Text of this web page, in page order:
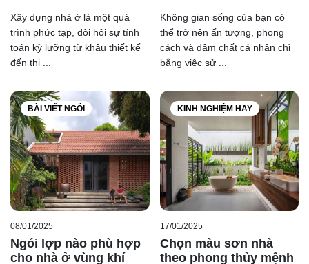
Xây dựng nhà ở là một quá
trình phức tạp, đòi hỏi sự tính
toán kỹ lưỡng từ khâu thiết kế
đến thi ...
Không gian sống của bạn có
thể trở nên ấn tượng, phong
cách và đậm chất cá nhân chỉ
bằng việc sử ...
BÀI VIẾT NGÓI
08/01/2025
Ngói lợp nào phù hợp
cho nhà ở vùng khí
KINH NGHIỆM HAY
17/01/2025
Chọn màu sơn nhà
theo phong thủy mệnh